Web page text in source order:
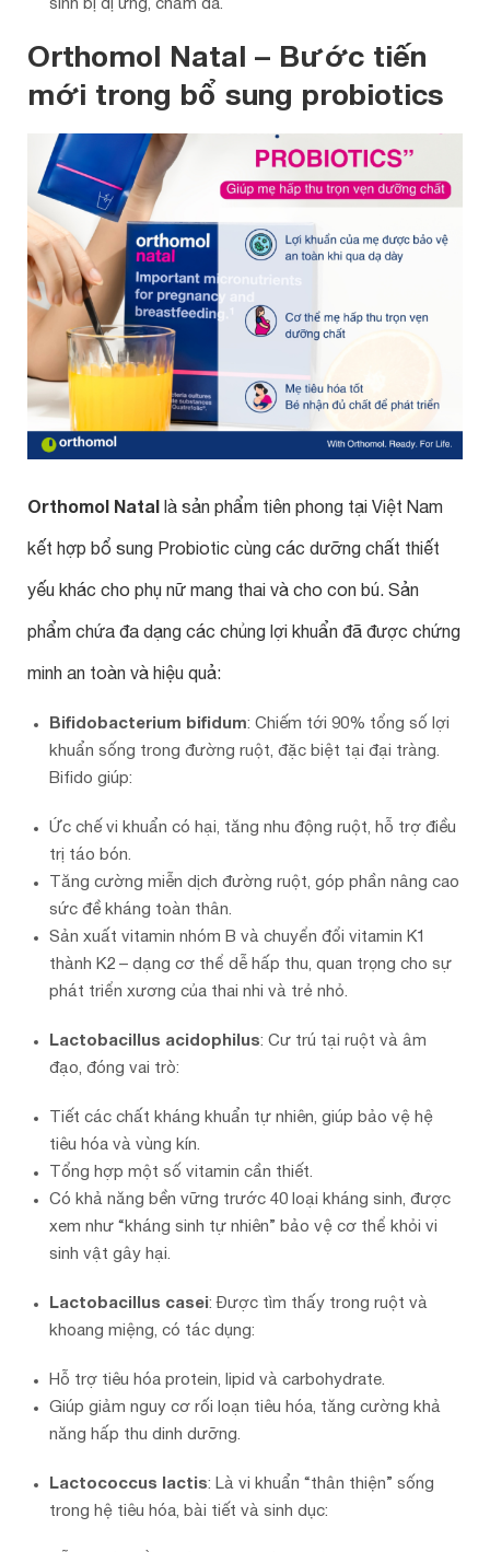
sinh bị dị ứng, chàm da.
Orthomol Natal – Bước tiến
mới trong bổ sung probiotics
Orthomol Natal là sản phẩm tiên phong tại Việt Nam
kết hợp bổ sung Probiotic cùng các dưỡng chất thiết
yếu khác cho phụ nữ mang thai và cho con bú. Sản
phẩm chứa đa dạng các chủng lợi khuẩn đã được chứng
minh an toàn và hiệu quả:
Bifidobacterium bifidum: Chiếm tới 90% tổng số lợi
khuẩn sống trong đường ruột, đặc biệt tại đại tràng.
Bifido giúp:
Ức chế vi khuẩn có hại, tăng nhu động ruột, hỗ trợ điều
trị táo bón.
Tăng cường miễn dịch đường ruột, góp phần nâng cao
sức đề kháng toàn thân.
Sản xuất vitamin nhóm B và chuyển đổi vitamin K1
thành K2 – dạng cơ thể dễ hấp thu, quan trọng cho sự
phát triển xương của thai nhi và trẻ nhỏ.
Lactobacillus acidophilus: Cư trú tại ruột và âm
đạo, đóng vai trò:
Tiết các chất kháng khuẩn tự nhiên, giúp bảo vệ hệ
tiêu hóa và vùng kín.
Tổng hợp một số vitamin cần thiết.
Có khả năng bền vững trước 40 loại kháng sinh, được
xem như “kháng sinh tự nhiên” bảo vệ cơ thể khỏi vi
sinh vật gây hại.
Lactobacillus casei: Được tìm thấy trong ruột và
khoang miệng, có tác dụng:
Hỗ trợ tiêu hóa protein, lipid và carbohydrate.
Giúp giảm nguy cơ rối loạn tiêu hóa, tăng cường khả
năng hấp thu dinh dưỡng.
Lactococcus lactis: Là vi khuẩn “thân thiện” sống
trong hệ tiêu hóa, bài tiết và sinh dục: